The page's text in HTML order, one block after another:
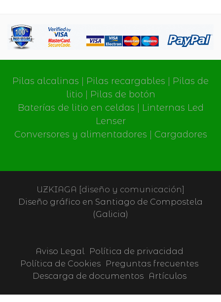
Pilas alcalinas Pilas recargables
Pilas de
litio
Pilas de botón
Baterías de litio en celdas
Linternas Led
Lenser
Conversores y alimentadores
Cargadores
UZKIAGA [diseño y comunicación]
Diseño gráfico en Santiago de Compostela
(Galicia)
Aviso Legal
Política de privacidad
Política de Cookies Preguntas frecuentes
Descarga de documentos
Artículos